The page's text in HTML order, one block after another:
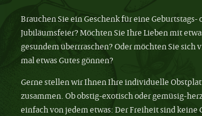
Brauchen Sie ein Geschenk für eine Geburtstags-
Jubiläumsfeier? Möchten Sie Ihre Lieben mit
gesundem überrraschen? Oder möchten Sie sich
mal etwas Gutes gönnen?
Gerne stellen wir Ihnen Ihre individuelle
zusammen. Ob obstig-exotisch oder gemüsig-
einfach von jedem etwas: Der Freiheit sind keine